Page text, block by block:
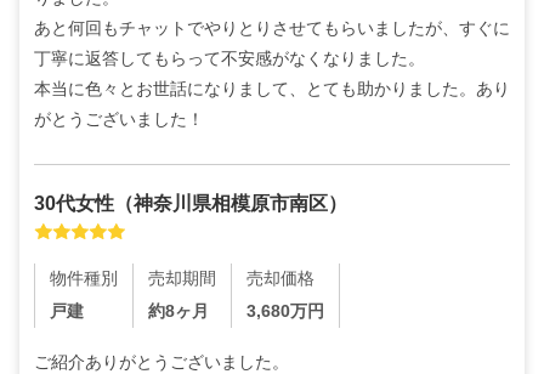
あと何回もチャットでやりとりさせてもらいましたが、すぐに
丁寧に返答してもらって不安感がなくなりました。
本当に色々とお世話になりまして、とても助かりました。あり
がとうございました！
30代女性 （神奈川県相模原市南区）
物件種別
戸建
売却期間
約8ヶ月
売却価格
3,680万円
ご紹介ありがとうございました。